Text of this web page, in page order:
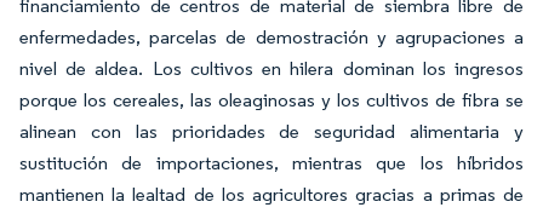
financiamiento de centros de material de siembra libre de
enfermedades, parcelas de demostración y agrupaciones a
nivel de aldea. Los cultivos en hilera dominan los ingresos
porque los cereales, las oleaginosas y los cultivos de fibra se
alinean con las prioridades de seguridad alimentaria y
sustitución de importaciones, mientras que los híbridos
mantienen la lealtad de los agricultores gracias a primas de